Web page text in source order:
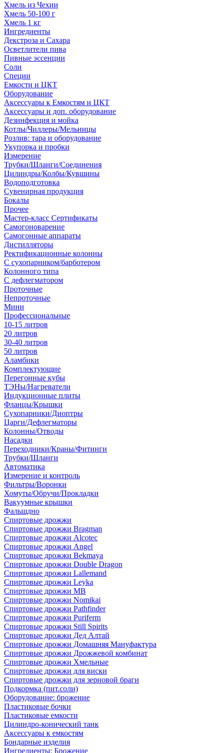
Хмель из Чехии
Хмель 50-100 г
Хмель 1 кг
Ингредиенты
Декстроза и Сахара
Осветлители пива
Пивные эссенции
Соли
Специи
Емкости и ЦКТ
Оборудование
Аксессуары к Емкостям и ЦКТ
Аксессуары и доп. оборудование
Дезинфекция и мойка
Котлы/Чиллеры/Мельницы
Розлив: тара и оборудование
Укупорка и пробки
Измерение
Трубки/Шланги/Соединения
Цилиндры/Колбы/Кувшины
Водоподготовка
Сувенирная продукция
Бокалы
Прочее
Мастер-класс Сертификаты
Самогоноварение
Самогонные аппараты
Дистилляторы
Ректификационные колонны
С сухопарником/барботером
Колонного типа
С дефлегматором
Проточные
Непроточные
Мини
Профессиональные
10-15 литров
20 литров
30-40 литров
50 литров
Аламбики
Комплектующие
Перегонные кубы
ТЭНы/Нагреватели
Индукционные плиты
Фланцы/Крышки
Сухопарники/Диоптры
Царги/Дефлегматоры
Колонны/Отводы
Насадки
Переходники/Краны/Фитинги
Трубки/Шланги
Автоматика
Измерение и контроль
Фильтры/Воронки
Хомуты/Обручи/Прокладки
Вакуумные крышки
Фальшдно
Спиртовые дрожжи
Спиртовые дрожжи Bragman
Спиртовые дрожжи Alcotec
Спиртовые дрожжи Angel
Спиртовые дрожжи Bekmaya
Спиртовые дрожжи Double Dragon
Спиртовые дрожжи Lallemand
Спиртовые дрожжи Leyka
Спиртовые дрожжи MB
Спиртовые дрожжи Nomikai
Спиртовые дрожжи Pathfinder
Спиртовые дрожжи Puriferm
Спиртовые дрожжи Still Spirits
Спиртовые дрожжи Дед Алтай
Спиртовые дрожжи Домашняя Мануфактура
Спиртовые дрожжи Дрожжевой комбинат
Спиртовые дрожжи Хмельные
Спиртовые дрожжи для виски
Спиртовые дрожжи для зерновой браги
Подкормка (пит.соли)
Оборудование: брожение
Пластиковые бочки
Пластиковые емкости
Цилиндро-конический танк
Аксессуары к емкостям
Бондарные изделия
Ингредиенты: Брожение